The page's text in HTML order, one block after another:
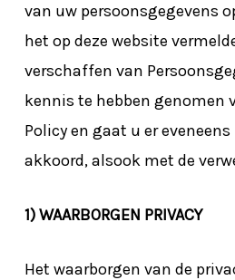
van uw persoonsgegevens
het op deze website
verschaffen van
kennis te hebben genomen
Policy en gaat u er
akkoord, alsook met de
1) WAARBORGEN PRIVACY
Het waarborgen van de